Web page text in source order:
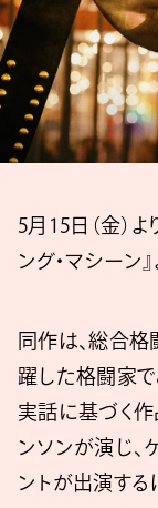
5月15日（金）
ング・マシーン
同作は、総合格
躍した格闘家で
実話に基づく作
ンソンが演じ、
ントが出演する